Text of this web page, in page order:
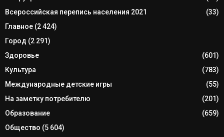
Всероссийская перепись населения 2021
(33)
Главное (2 424)
Город (2 291)
Здоровье
(601)
Культура
(783)
Международные детские игры
(55)
На заметку потребителю
(201)
Образование
(659)
Общество (5 604)